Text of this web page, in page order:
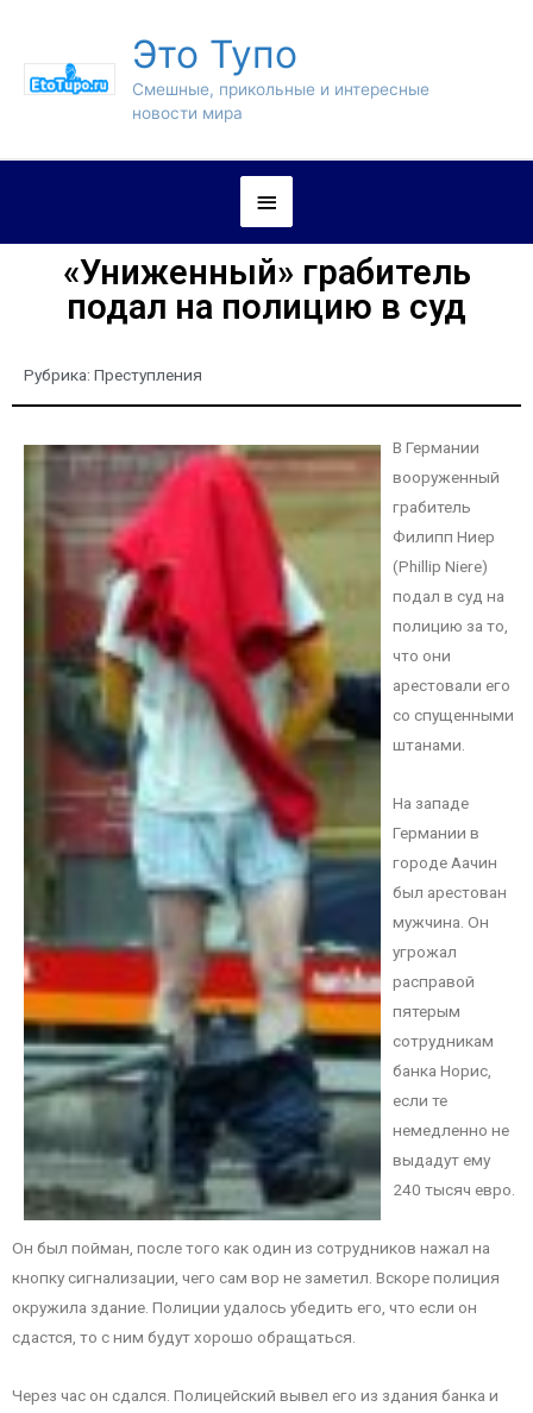
Это Тупо
Смешные, прикольные и интересные
новости мира
«Униженный» грабитель
подал на полицию в суд
Рубрика: Преступления
В Германии
вооруженный
грабитель
Филипп Ниер
(Phillip Niere)
подал в суд на
полицию за то,
что они
арестовали его
со спущенными
штанами.
На западе
Германии в
городе Аачин
был арестован
мужчина. Он
угрожал
расправой
пятерым
сотрудникам
банка Норис,
если те
немедленно не
выдадут ему
240 тысяч евро.
Он был пойман, после того как один из сотрудников нажал на
кнопку сигнализации, чего сам вор не заметил. Вскоре полиция
окружила здание. Полиции удалось убедить его, что если он
сдастся, то с ним будут хорошо обращаться.
Через час он сдался. Полицейский вывел его из здания банка и